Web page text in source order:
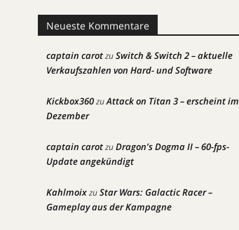
Neueste Kommentare
captain carotzuSwitch & Switch 2 – aktuelle
Verkaufszahlen von Hard- und Software
Kickbox360zuAttack on Titan 3 – erscheint im
Dezember
captain carotzuDragon’s Dogma II – 60-fps-
Update angekündigt
KahlmoixzuStar Wars: Galactic Racer –
Gameplay aus der Kampagne